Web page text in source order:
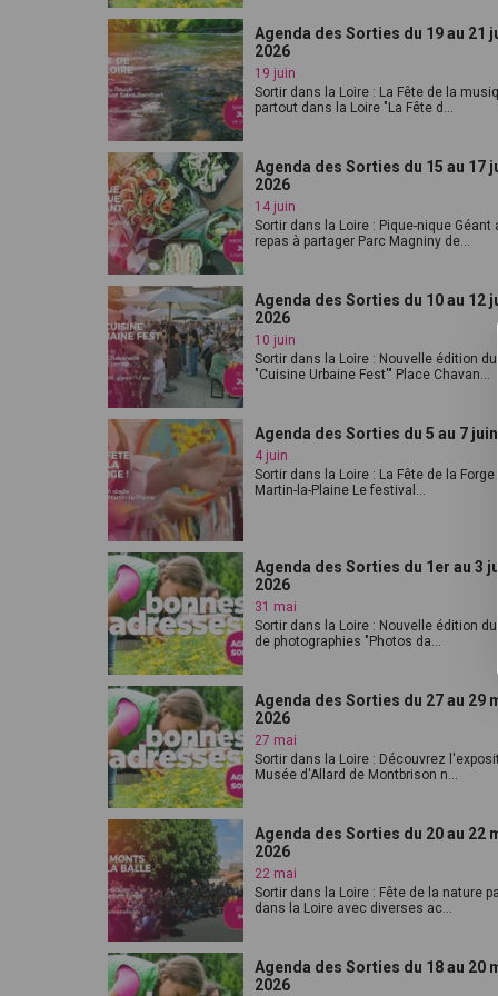
Agenda des Sorties du 19 au 21
2026
19 juin
Sortir dans la Loire : La Fête de la
partout dans la Loire "La Fête d...
Agenda des Sorties du 15 au 17
2026
14 juin
Sortir dans la Loire : Pique-nique Géant
repas à partager Parc Magniny de...
Agenda des Sorties du 10 au 12
2026
10 juin
Sortir dans la Loire : Nouvelle édition du
"Cuisine Urbaine Fest'" Place Chavan...
Agenda des Sorties du 5 au 7 juin
4 juin
Sortir dans la Loire : La Fête de la Forge
Martin-la-Plaine Le festival...
Agenda des Sorties du 1er au 3
2026
31 mai
Sortir dans la Loire : Nouvelle édition du
de photographies "Photos da...
Agenda des Sorties du 27 au 29
2026
27 mai
Sortir dans la Loire : Découvrez
Musée d'Allard de Montbrison n...
Agenda des Sorties du 20 au 22
2026
22 mai
Sortir dans la Loire : Fête de la nature
dans la Loire avec diverses ac...
Agenda des Sorties du 18 au 20
2026